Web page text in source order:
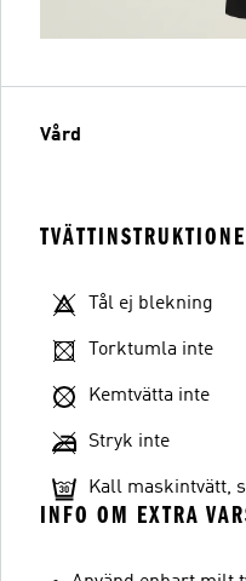
Vård
Tål ej blekning
Torktumla inte
Kemtvätta inte
Stryk inte
Kall maskintvätt,
INFO OM EXTRA